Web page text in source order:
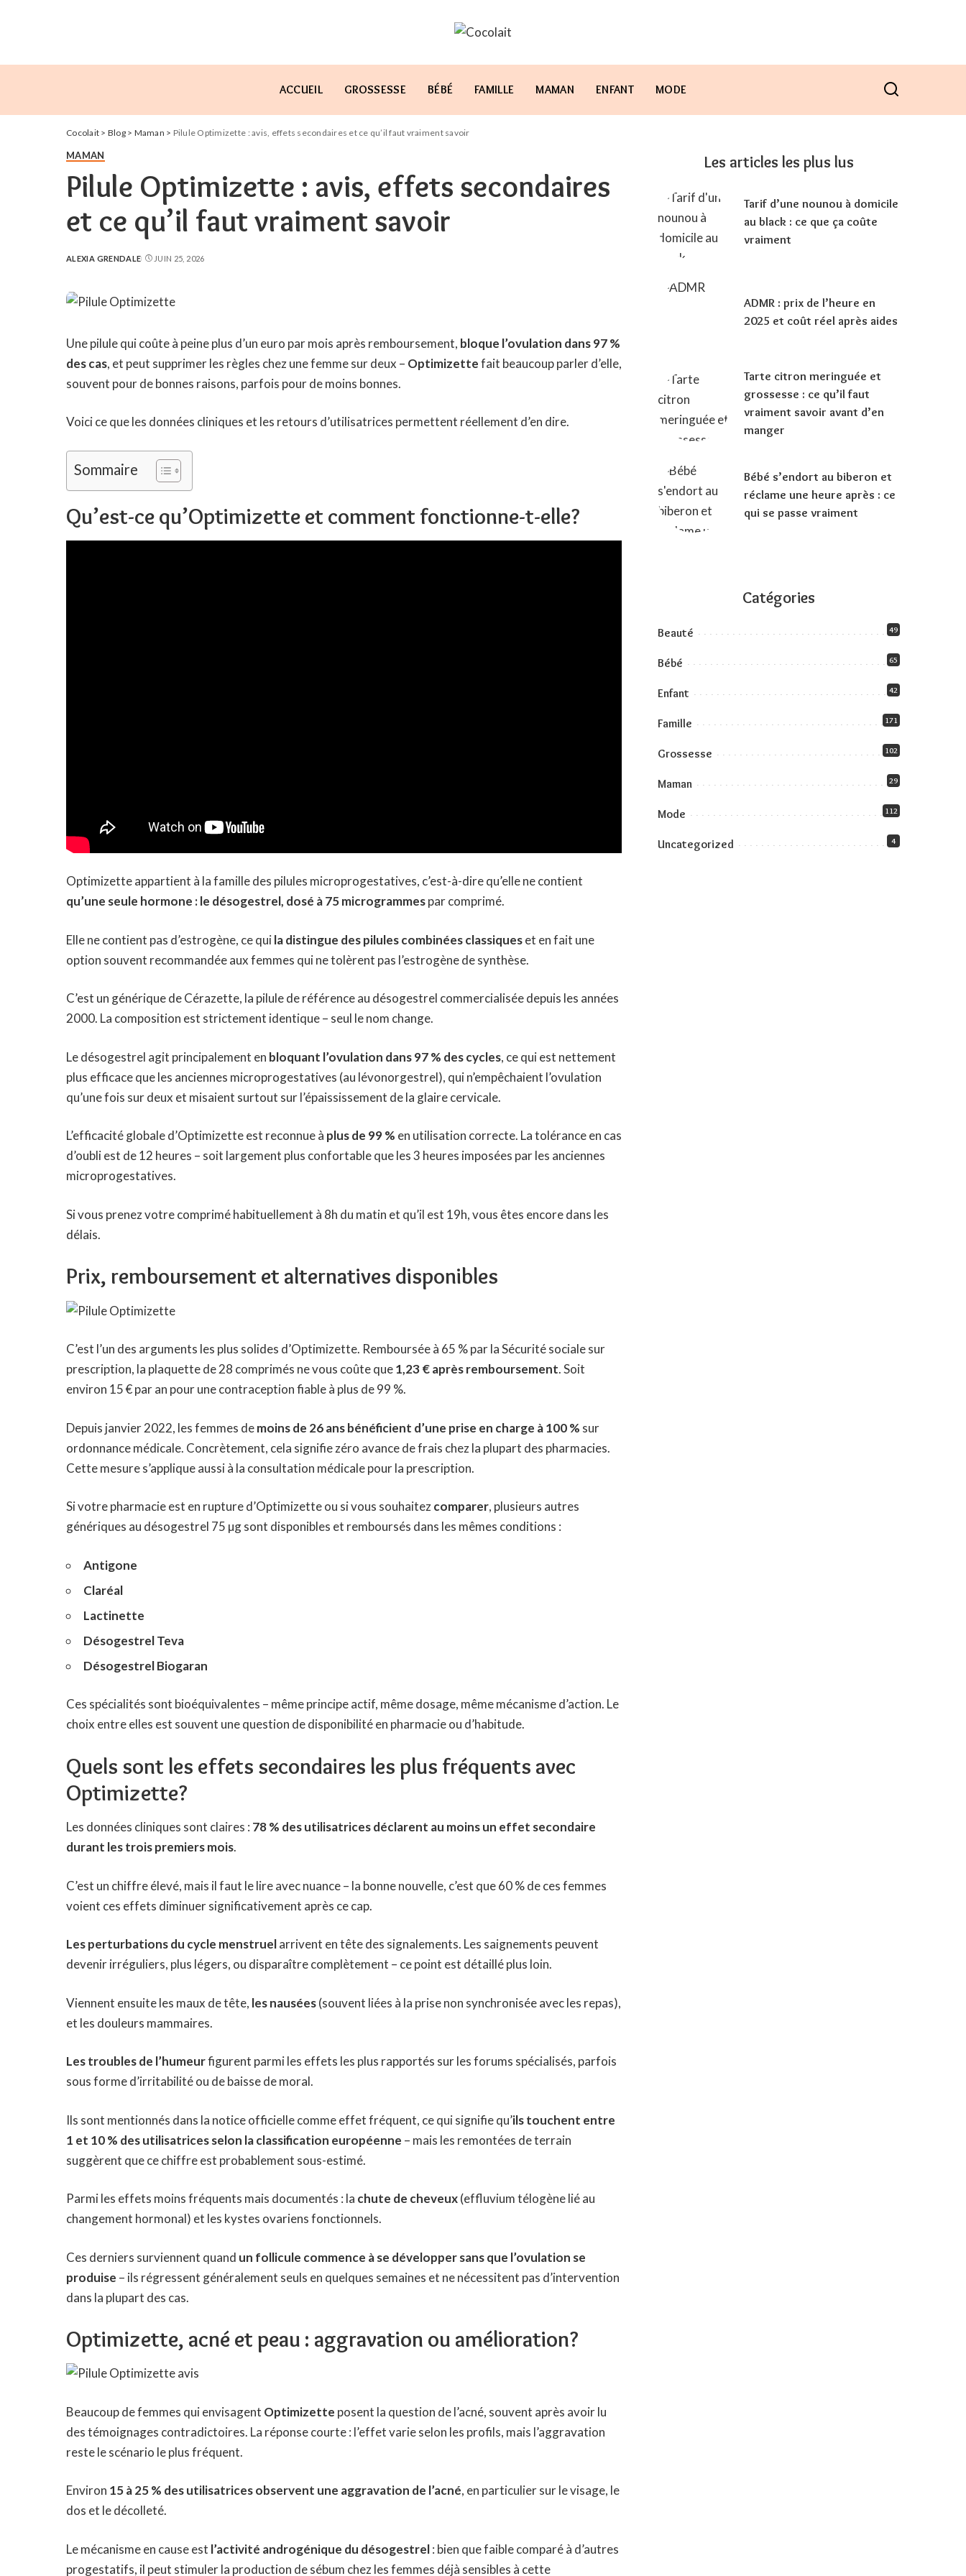
ACCUEIL GROSSESSE BÉBÉ FAMILLE MAMAN ENFANT MODE
Cocolait > Blog> Maman > Pilule Optimizette : avis, effets secondaires et ce qu’il faut vraiment savoir
MAMAN
Pilule Optimizette : avis, effets secondaires
et ce qu’il faut vraiment savoir
POSTED
ALEXIA GRENDALE JUIN 25, 2026
Une pilule qui coûte à peine plus d’un euro par mois après remboursement, bloque l’ovulation dans 97 %
des cas, et peut supprimer les règles chez une femme sur deux – Optimizettefait beaucoup parler d’elle,
souvent pour de bonnes raisons, parfois pour de moins bonnes.
Voici ce que les données cliniques et les retours d’utilisatrices permettent réellement d’en dire.
Sommaire
Qu’est-ce qu’Optimizette et comment fonctionne-t-elle?
Optimizette appartient à la famille des pilules microprogestatives, c’est-à-dire qu’elle ne contient
qu’une seule hormone : le désogestrel, dosé à 75 microgrammespar comprimé.
Elle ne contient pas d’estrogène, ce quila distingue des pilules combinées classiqueset en fait une
option souvent recommandée aux femmes qui ne tolèrent pas l’estrogène de synthèse.
C’est un générique de Cérazette, la pilule de référence au désogestrel commercialisée depuis les années
2000. La composition est strictement identique – seul le nom change.
Le désogestrel agit principalement en bloquant l’ovulation dans 97 % des cycles, ce qui est nettement
plus efficace que les anciennes microprogestatives (au lévonorgestrel), qui n’empêchaient l’ovulation
qu’une fois sur deux et misaient surtout sur l’épaississement de la glaire cervicale.
L’efficacité globale d’Optimizette est reconnue à plus de 99 % en utilisation correcte. La tolérance en cas
d’oubli est de 12 heures – soit largement plus confortable que les 3 heures imposées par les anciennes
microprogestatives.
Si vous prenez votre comprimé habituellement à 8h du matin et qu’il est 19h, vous êtes encore dans les
délais.
Prix, remboursement et alternatives disponibles
C’est l’un des arguments les plus solides d’Optimizette. Remboursée à 65 % par la Sécurité sociale sur
prescription, la plaquette de 28 comprimés ne vous coûte que1,23 € après remboursement. Soit
environ 15 € par an pourune contraception fiable à plus de 99 %.
Depuis janvier 2022, les femmes demoins de 26 ans bénéficient d’une prise en charge à 100 % sur
ordonnance médicale. Concrètement, cela signifie zéro avance de frais chez la plupart des pharmacies.
Cette mesure s’applique aussi à la consultation médicale pour la prescription.
Si votre pharmacie est en rupture d’Optimizette ou si vous souhaitezcomparer, plusieurs autres
génériques au désogestrel 75 µg sont disponibles et remboursés dans les mêmes conditions :
Antigone
Claréal
Lactinette
Désogestrel Teva
Désogestrel Biogaran
Ces spécialités sont bioéquivalentes – même principe actif, même dosage, même mécanisme d’action. Le
choix entre elles est souvent une question de disponibilité en pharmacie ou d’habitude.
Quels sont les effets secondaires les plus fréquents avec
Optimizette?
Les données cliniques sont claires : 78 % des utilisatrices déclarent au moins un effet secondaire
durant les trois premiers mois.
C’est un chiffre élevé, mais il faut le lire avec nuance – la bonne nouvelle, c’est que 60 % de ces femmes
voient ces effets diminuer significativement après ce cap.
Les perturbations du cycle menstruelarrivent en tête des signalements. Les saignements peuvent
devenir irréguliers, plus légers, ou disparaître complètement – ce point est détaillé plus loin.
Viennent ensuite les maux de tête, les nausées(souvent liées à la prise non synchronisée avec les repas),
et les douleurs mammaires.
Les troubles de l’humeurfigurent parmi les effets les plus rapportés sur les forums spécialisés, parfois
sous forme d’irritabilité ou de baisse de moral.
Ils sont mentionnés dans la notice officielle comme effet fréquent, ce qui signifie qu’ils touchent entre
1 et 10 % des utilisatrices selon la classification européenne – mais les remontées de terrain
suggèrent que ce chiffre est probablement sous-estimé.
Parmi les effets moins fréquents mais documentés : la chute de cheveux(effluvium télogène lié au
changement hormonal) et les kystes ovariens fonctionnels.
Ces derniers surviennent quand un follicule commence à se développer sans que l’ovulation se
produise – ils régressent généralement seuls en quelques semaines et ne nécessitent pas d’intervention
dans la plupart des cas.
Optimizette, acné et peau : aggravation ou amélioration?
Beaucoup de femmes qui envisagent Optimizette posent la question de l’acné, souvent après avoir lu
des témoignages contradictoires. La réponse courte : l’effet varie selon les profils, mais l’aggravation
reste le scénario le plus fréquent.
Environ 15 à 25 % des utilisatrices observent une aggravation de l’acné, en particulier sur le visage, le
dos et le décolleté.
Le mécanisme en cause est l’activité androgénique du désogestrel: bien que faible comparé à d’autres
progestatifs, il peut stimuler la production de sébum chez les femmes déjà sensibles à cette
Les articles les plus lus
Tarif d’une nounou à domicile
au black : ce que ça coûte
vraiment
ADMR : prix de l’heure en
2025 et coût réel après aides
Tarte citron meringuée et
grossesse : ce qu’il faut
vraiment savoir avant d’en
manger
Bébé s’endort au biberon et
réclame une heure après : ce
qui se passe vraiment
Catégories
Beauté 49
Bébé 65
Enfant 42
Famille 171
Grossesse 102
Maman 29
Mode 112
Uncategorized 4